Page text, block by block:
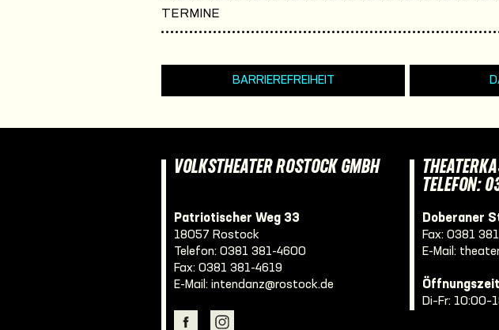
TERMINE
BARRIEREFREIHEIT
VOLKSTHEATER ROSTOCK GMBH
Patriotischer Weg 33
18057 Rostock
Telefon: 0381 381-4600
Fax: 0381 381-4619
E-Mail: intendanz@rostock.de
TELEFON:
Doberaner
Fax: 0381
E-Mail:
Di–Fr: